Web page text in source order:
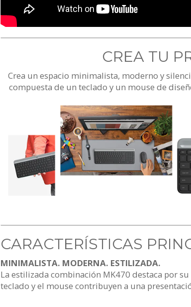
CREA TU
Crea un espacio minimalista, moderno y
compuesta de un teclado y un mouse de
CARACTERÍSTICAS
MINIMALISTA. MODERNA. ESTILIZADA.
La estilizada combinación MK470 destaca por
teclado y el mouse contribuyen a una